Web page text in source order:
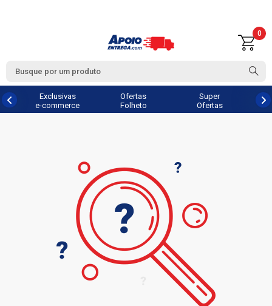
0
Exclusivas
e-commerce
Ofertas
Folheto
Super
Ofertas